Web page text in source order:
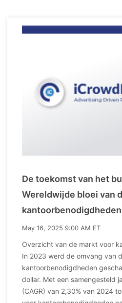
De toekomst van het
Wereldwijde bloei van
May 16, 2025 9:00 AM ET
Overzicht van de markt voor
In 2023 werd de omvang van
kantoorbenodigdheden
dollar. Met een samengesteld
(CAGR) van 2,30% van 2024